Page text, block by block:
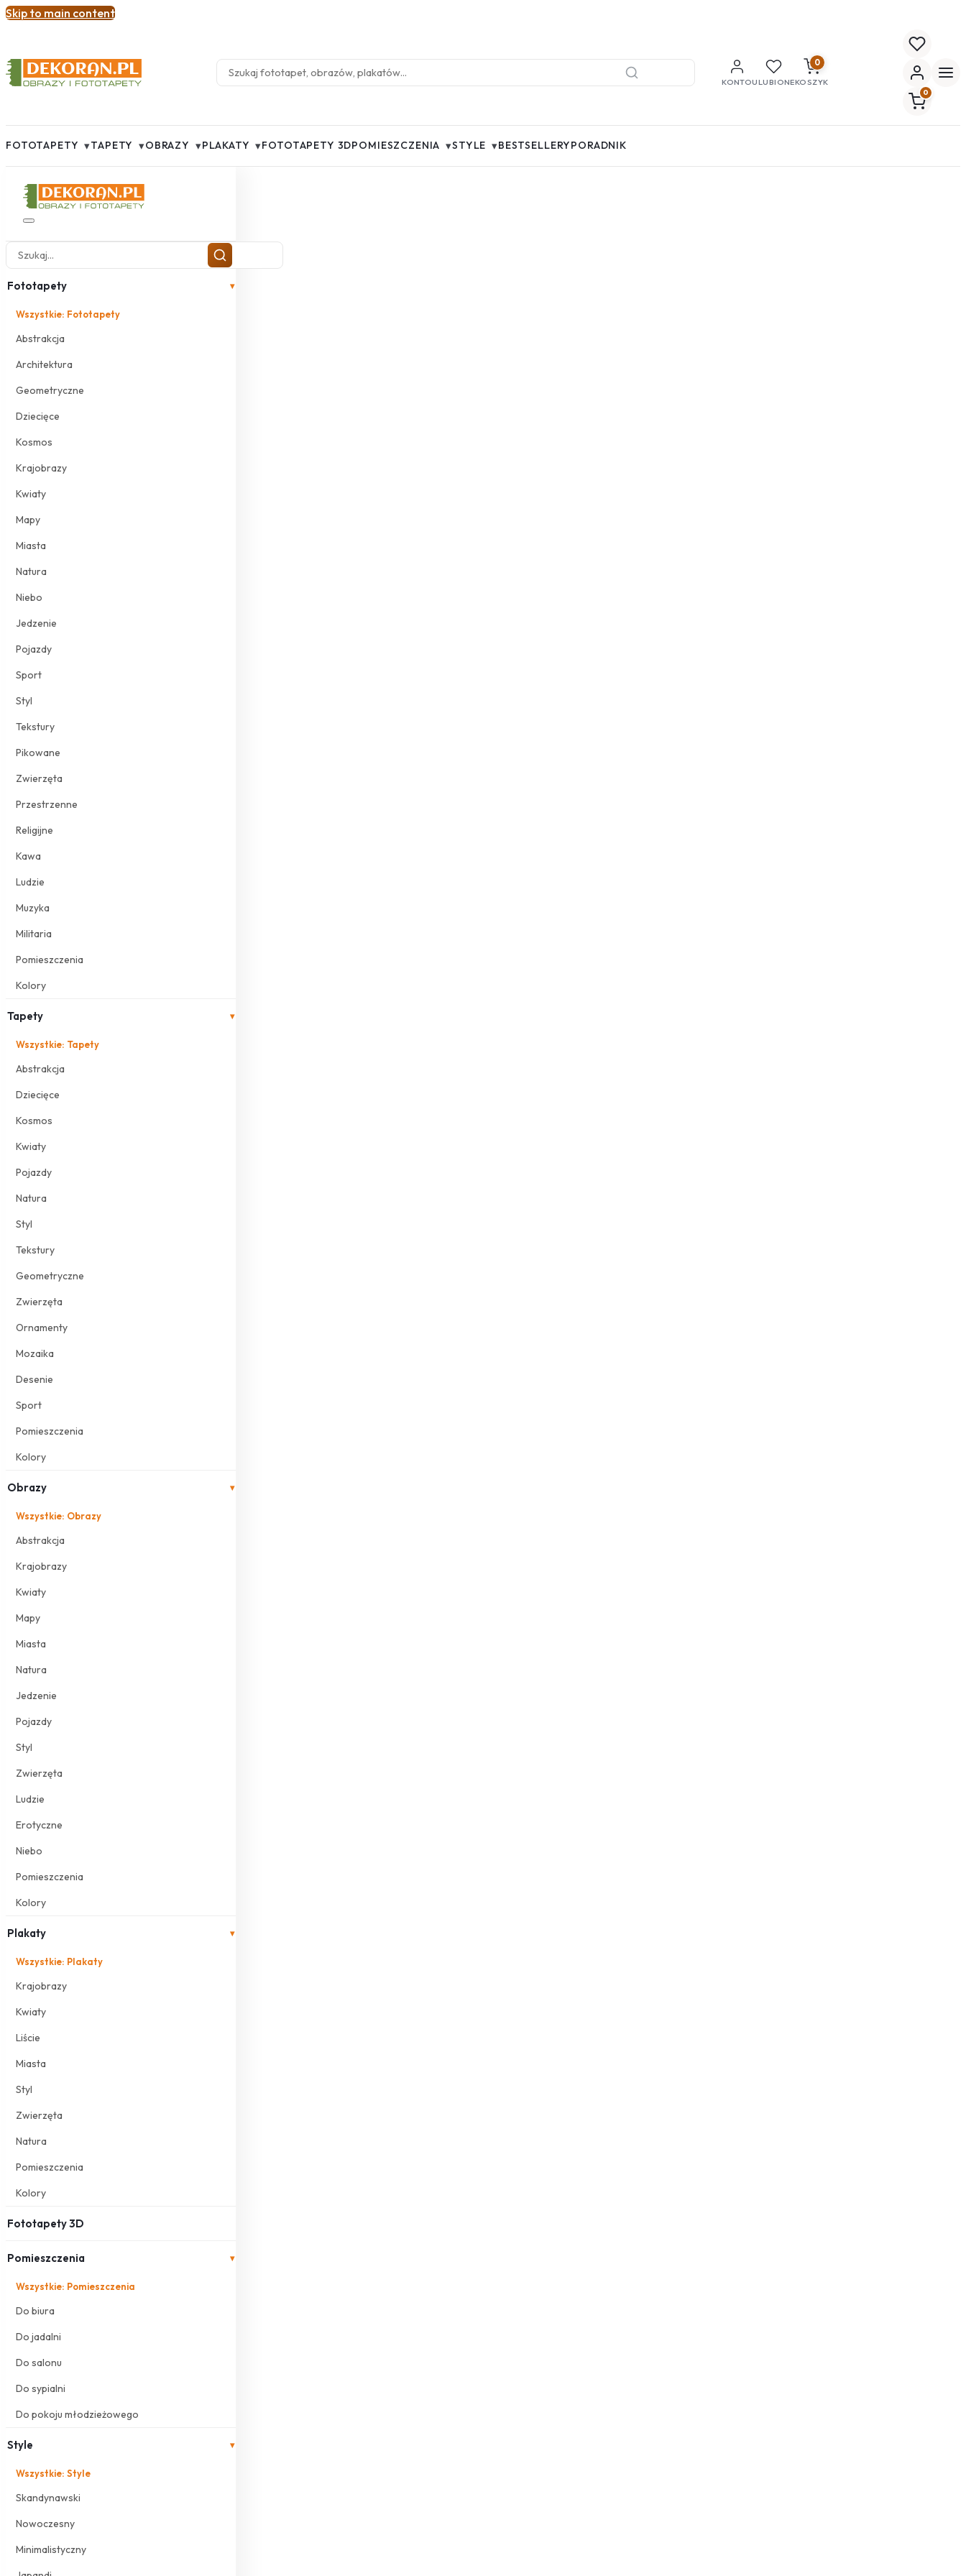
Skip to main content
KONTOULUBIONE
0
KOSZYK
0
FOTOTAPETY ▾TAPETY ▾OBRAZY ▾PLAKATY ▾FOTOTAPETY 3DPOMIESZCZENIA ▾STYLE ▾BESTSELLERYPORADNIK
Fototapety ▾
Wszystkie: Fototapety
Abstrakcja
Architektura
Geometryczne
Dziecięce
Kosmos
Krajobrazy
Kwiaty
Mapy
Miasta
Natura
Niebo
Jedzenie
Pojazdy
Sport
Styl
Tekstury
Pikowane
Zwierzęta
Przestrzenne
Religijne
Kawa
Ludzie
Muzyka
Militaria
Pomieszczenia
Kolory
Tapety ▾
Wszystkie: Tapety
Abstrakcja
Dziecięce
Kosmos
Kwiaty
Pojazdy
Natura
Styl
Tekstury
Geometryczne
Zwierzęta
Ornamenty
Mozaika
Desenie
Sport
Pomieszczenia
Kolory
Obrazy ▾
Wszystkie: Obrazy
Abstrakcja
Krajobrazy
Kwiaty
Mapy
Miasta
Natura
Jedzenie
Pojazdy
Styl
Zwierzęta
Ludzie
Erotyczne
Niebo
Pomieszczenia
Kolory
Plakaty ▾
Wszystkie: Plakaty
Krajobrazy
Kwiaty
Liście
Miasta
Styl
Zwierzęta
Natura
Pomieszczenia
Kolory
Fototapety 3D
Pomieszczenia ▾
Wszystkie: Pomieszczenia
Do biura
Do jadalni
Do salonu
Do sypialni
Do pokoju młodzieżowego
Style ▾
Wszystkie: Style
Skandynawski
Nowoczesny
Minimalistyczny